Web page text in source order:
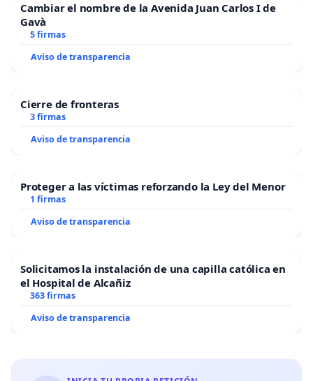
Cambiar el nombre de la Avenida Juan Carlos I de
Gavà
5 firmas
Aviso de transparencia
Cierre de fronteras
3 firmas
Aviso de transparencia
Proteger a las víctimas reforzando la Ley del Menor
1 firmas
Aviso de transparencia
Solicitamos la instalación de una capilla católica en
el Hospital de Alcañiz
363 firmas
Aviso de transparencia